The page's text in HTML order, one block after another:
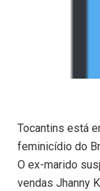
Tocantins está
feminicídio do
O ex-marido
vendas Jhanny